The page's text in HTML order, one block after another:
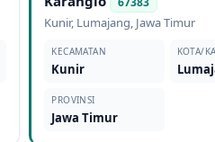
Kunir, Lumajang, Jawa Timur
KECAMATAN
Kunir
KOTA/
PROVINSI
Jawa Timur